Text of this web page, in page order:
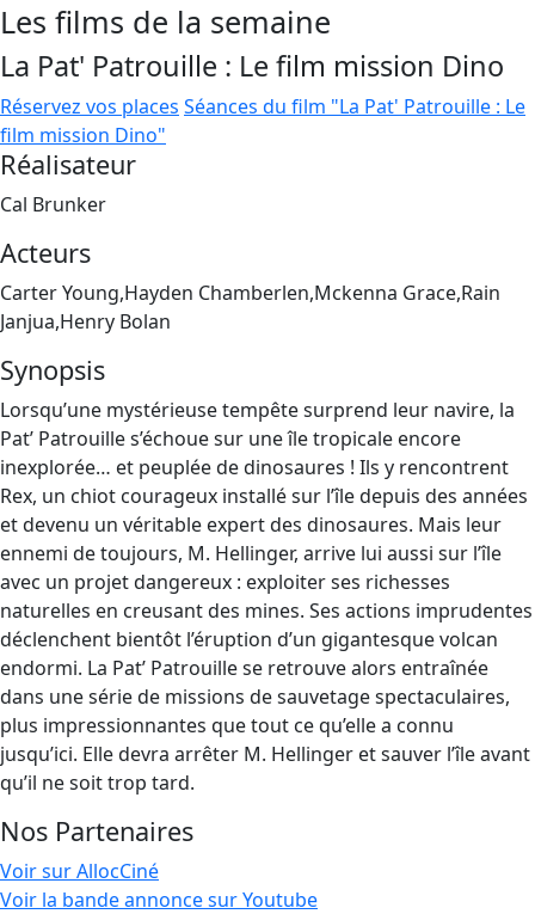
Les films de la semaine
La Pat' Patrouille : Le film mission Dino
Réservez vos places Séances du film "La Pat' Patrouille : Le
film mission Dino"
Réalisateur
Cal Brunker
Acteurs
Carter Young,Hayden Chamberlen,Mckenna Grace,Rain
Janjua,Henry Bolan
Synopsis
Lorsqu’une mystérieuse tempête surprend leur navire, la
Pat’ Patrouille s’échoue sur une île tropicale encore
inexplorée… et peuplée de dinosaures ! Ils y rencontrent
Rex, un chiot courageux installé sur l’île depuis des années
et devenu un véritable expert des dinosaures. Mais leur
ennemi de toujours, M. Hellinger, arrive lui aussi sur l’île
avec un projet dangereux : exploiter ses richesses
naturelles en creusant des mines. Ses actions imprudentes
déclenchent bientôt l’éruption d’un gigantesque volcan
endormi. La Pat’ Patrouille se retrouve alors entraînée
dans une série de missions de sauvetage spectaculaires,
plus impressionnantes que tout ce qu’elle a connu
jusqu’ici. Elle devra arrêter M. Hellinger et sauver l’île avant
qu’il ne soit trop tard.
Nos Partenaires
Voir sur AllocCiné
Voir la bande annonce sur Youtube